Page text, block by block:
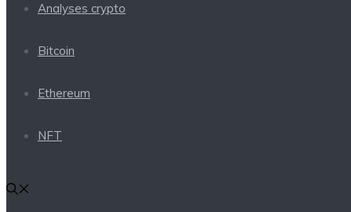
Analyses crypto
Bitcoin
Ethereum
NFT